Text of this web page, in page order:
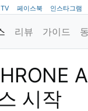
페이스북 인스타그램
리뷰 가이드
시작